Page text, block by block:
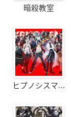
暗殺教室
ヒプノシスマ...